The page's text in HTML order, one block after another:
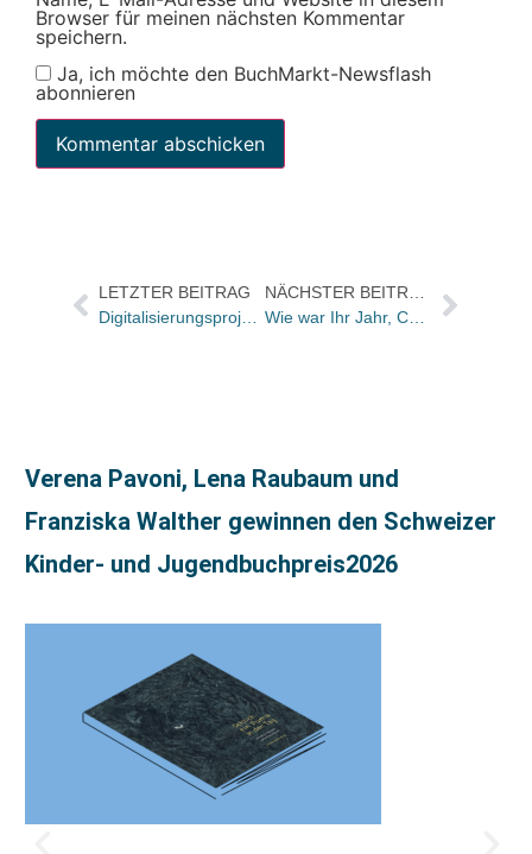
Browser für meinen nächsten Kommentar
speichern.
Ja, ich möchte den BuchMarkt-Newsflash
abonnieren
LETZTER BEITRAG
Digitalisierungsprojekt: Die Helmut-Schmidt-Universität erwirbt das E-Book-Archiv von De Gruyter
NÄCHSTER BEITRAG
Wie war Ihr Jahr, Christoph Schaupp?
Verena Pavoni, Lena Raubaum und
Franziska Walther gewinnen den Schweizer
Kinder- und Jugendbuchpreis2026